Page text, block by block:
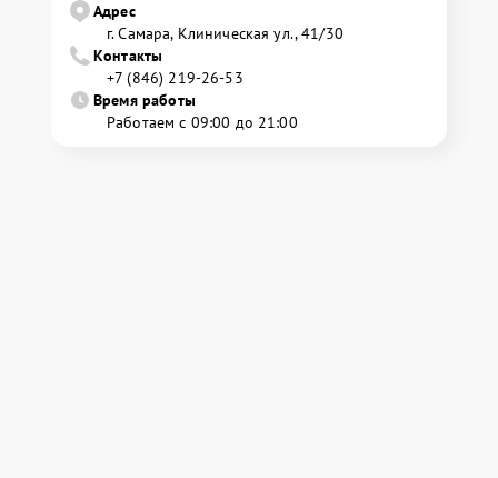
Адрес
г. Самара, Клиническая ул., 41/30
Контакты
+7 (846) 219-26-53
Время работы
Работаем с 09:00 до 21:00